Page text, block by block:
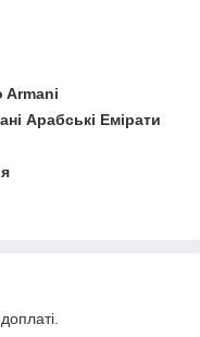
Armani
Арабські Емірати